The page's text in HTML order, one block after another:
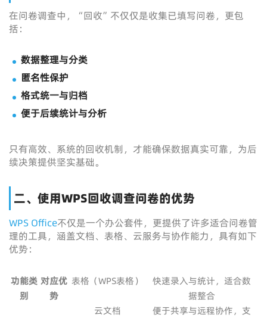
在问卷调查中，“回收”不仅仅是收集已填写问卷，更包
括：
数据整理与分类
匿名性保护
格式统一与归档
便于后续统计与分析
只有高效、系统的回收机制，才能确保数据真实可靠，为后
续决策提供坚实基础。
二、使用WPS回收调查问卷的优势
WPS Office不仅是一个办公套件，更提供了许多适合问卷管
理的工具，涵盖文档、表格、云服务与协作能力，具有如下
优势：
功能类
别
对应优
势
表格（WPS表格）
快速录入与统计，适合数
据整合
云文档
便于共享与远程协作，支